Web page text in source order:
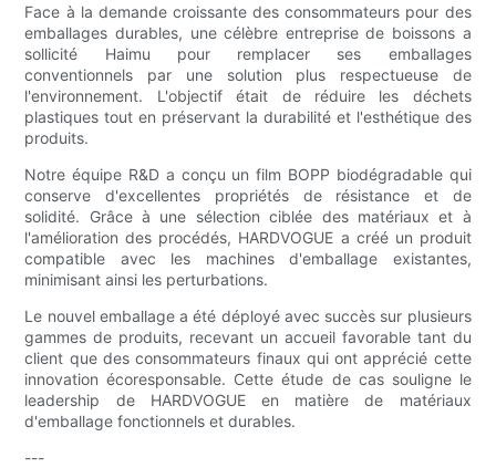
Face à la demande croissante des consommateurs pour des
emballages durables, une célèbre entreprise de boissons a
sollicité Haimu pour remplacer ses emballages
conventionnels par une solution plus respectueuse de
l'environnement. L'objectif était de réduire les déchets
plastiques tout en préservant la durabilité et l'esthétique des
produits.
Notre équipe R&D a conçu un film BOPP biodégradable qui
conserve d'excellentes propriétés de résistance et de
solidité. Grâce à une sélection ciblée des matériaux et à
l'amélioration des procédés, HARDVOGUE a créé un produit
compatible avec les machines d'emballage existantes,
minimisant ainsi les perturbations.
Le nouvel emballage a été déployé avec succès sur plusieurs
gammes de produits, recevant un accueil favorable tant du
client que des consommateurs finaux qui ont apprécié cette
innovation écoresponsable. Cette étude de cas souligne le
leadership de HARDVOGUE en matière de matériaux
d'emballage fonctionnels et durables.
---